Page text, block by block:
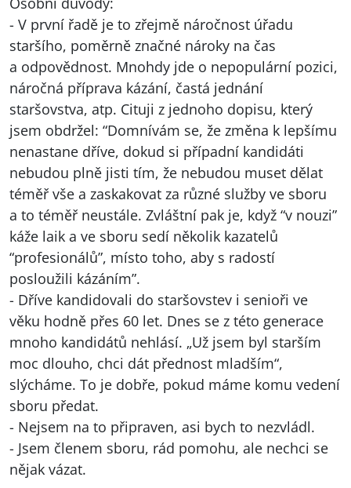
- V první řadě je to zřejmě náročnost úřadu
staršího, poměrně značné nároky na čas
a odpovědnost. Mnohdy jde o nepopulární pozici,
náročná příprava kázání, častá jednání
staršovstva, atp. Cituji z jednoho dopisu, který
jsem obdržel: “Domnívám se, že změna k lepšímu
nenastane dříve, dokud si případní kandidáti
nebudou plně jisti tím, že nebudou muset dělat
téměř vše a zaskakovat za různé služby ve sboru
a to téměř neustále. Zvláštní pak je, když “v nouzi”
káže laik a ve sboru sedí několik kazatelů
“profesionálů”, místo toho, aby s radostí
posloužili kázáním”.
- Dříve kandidovali do staršovstev i senioři ve
věku hodně přes 60 let. Dnes se z této generace
mnoho kandidátů nehlásí. „Už jsem byl starším
moc dlouho, chci dát přednost mladším“,
slýcháme. To je dobře, pokud máme komu vedení
sboru předat.
- Nejsem na to připraven, asi bych to nezvládl.
- Jsem členem sboru, rád pomohu, ale nechci se
nějak vázat.